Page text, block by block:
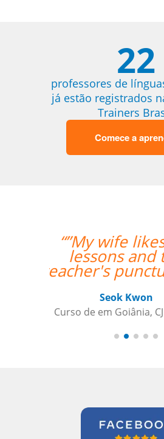
22
professores de
já estão registrados
Trainers
Comece a
“”O professor
atencioso e o
me permite
às licões
que
Curso de Árabe em